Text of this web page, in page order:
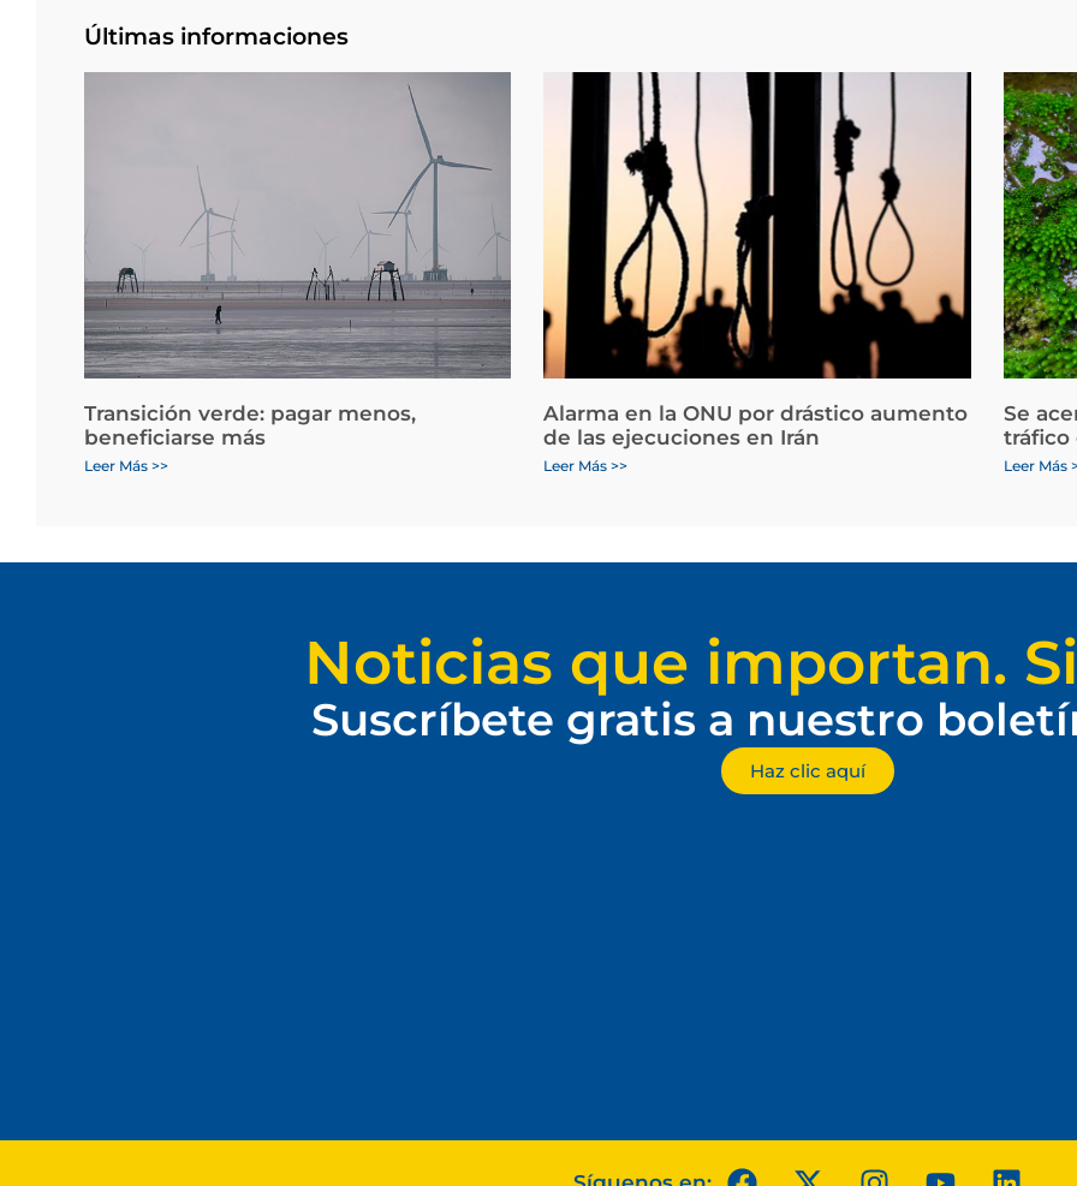
Últimas informaciones
Transición verde: pagar menos,
beneficiarse más
Leer Más >>
Alarma en la ONU por drástico aumento
de las ejecuciones en Irán
Leer Más >>
Se
tráfico
Leer Más
Noticias que importan.
Suscríbete gratis a nuestro
Haz clic aquí